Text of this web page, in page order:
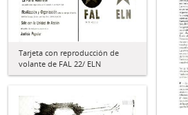
Tarjeta con reproducción de
volante de FAL 22/ ELN